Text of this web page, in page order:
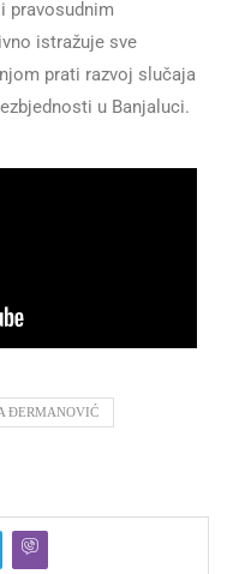
pravosudnim
istražuje sve
prati razvoj slučaja
u Banjaluci.
ĐERMANOVIĆ